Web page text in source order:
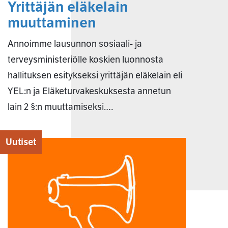
Yrittäjän eläkelain
muuttaminen
Annoimme lausunnon sosiaali- ja
terveysministeriölle koskien luonnosta
hallituksen esitykseksi yrittäjän eläkelain eli
YEL:n ja Eläketurvakeskuksesta annetun
lain 2 §:n muuttamiseksi.…
Uutiset